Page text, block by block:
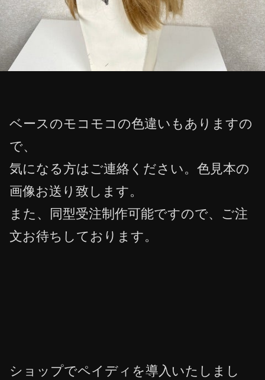
ベースのモコモコの色違いもありますの
で、
気になる方はご連絡ください。色見本の
画像お送り致します。
また、同型受注制作可能ですので、ご注
文お待ちしております。
ショップでペイディを導入いたしまし